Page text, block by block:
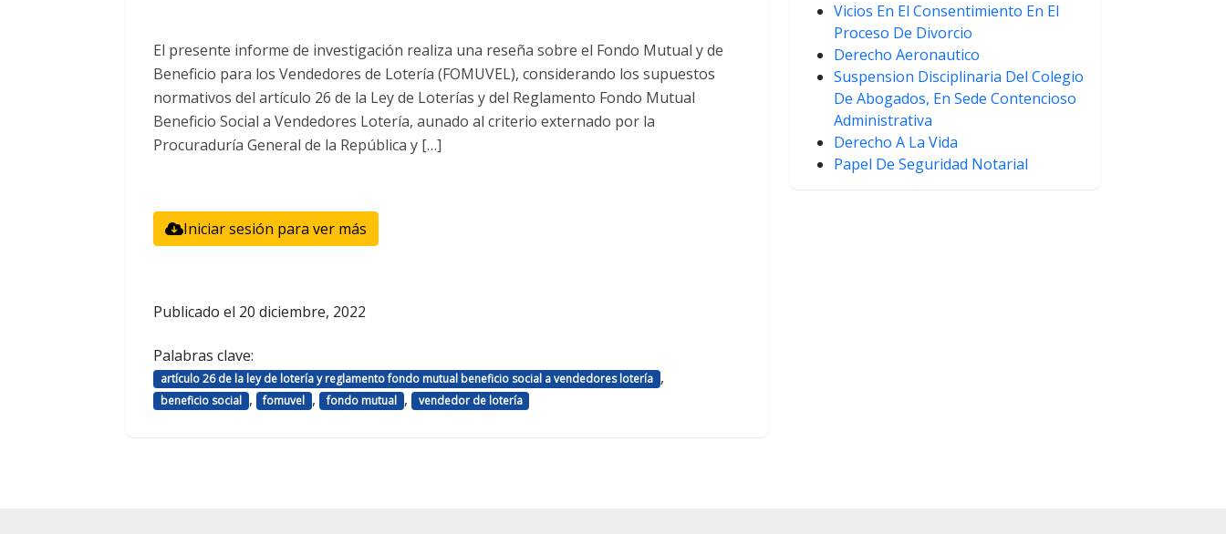
El presente informe de investigación realiza una reseña sobre el Fondo Mutual y de
Beneficio para los Vendedores de Lotería (FOMUVEL), considerando los supuestos
normativos del artículo 26 de la Ley de Loterías y del Reglamento Fondo Mutual
Beneficio Social a Vendedores Lotería, aunado al criterio externado por la
Procuraduría General de la República y […]
Iniciar sesión para ver más
Publicado el 20 diciembre, 2022
Palabras clave:
artículo 26 de la ley de lotería y reglamento fondo mutual beneficio social a vendedores lotería ,
beneficio social , fomuvel , fondo mutual , vendedor de lotería
Vicios En El Consentimiento En El
Proceso De Divorcio
Derecho Aeronautico
Suspension Disciplinaria Del Colegio
De Abogados, En Sede Contencioso
Administrativa
Derecho A La Vida
Papel De Seguridad Notarial